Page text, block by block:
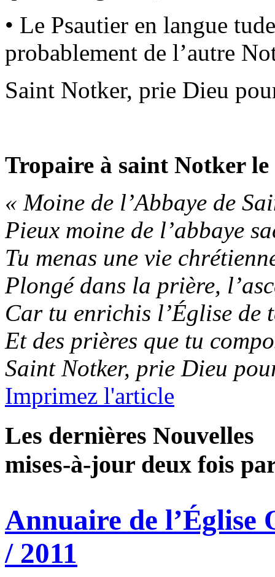
• Le Psautier en langue
probablement de l’autre
Saint Notker, prie Dieu
Tropaire à saint Notker le
« Moine de l’Abbaye de
Pieux moine de l’abbaye
Tu menas une vie
Plongé dans la prière,
Car tu enrichis l’Église de
Et des prières que tu
Saint Notker, prie Dieu
Imprimez l'article
Les dernières Nouvelles
mises-à-jour deux fois
Annuaire de l’Église
/ 2011